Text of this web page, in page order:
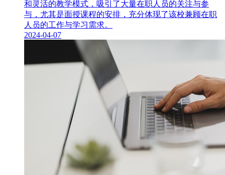
和灵活的教学模式，吸引了大量在职人员的关注与参
与，尤其是面授课程的安排，充分体现了该校兼顾在职
人员的工作与学习需求。
2024-04-07